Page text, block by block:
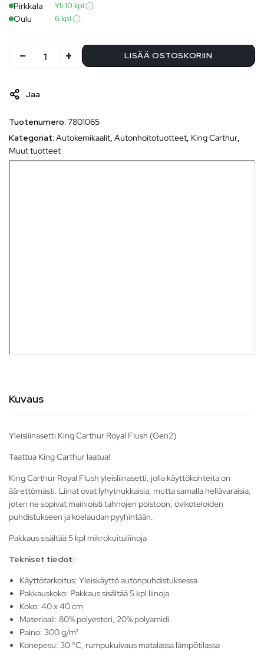
Pirkkala Yli 10 kpl
Oulu 6 kpl
LISÄÄ OSTOSKORIIN
Jaa
Tuotenumero: 7801065
Kategoriat: Autokemikaalit, Autonhoitotuotteet, King Carthur,
Muut tuotteet
Kuvaus
Yleisliinasetti King Carthur Royal Flush (Gen2)
Taattua King Carthur laatua!
King Carthur Royal Flush yleisliinasetti, jolla käyttökohteita on
äärettömästi. Liinat ovat lyhytnukkaisia, mutta samalla hellävaraisia,
joten ne sopivat mainioisti tahnojen poistoon, ovikoteloiden
puhdistukseen ja koelaudan pyyhintään.
Pakkaus sisältää 5 kpl mikrokuituliinoja
Tekniset tiedot:
Käyttötarkoitus: Yleiskäyttö autonpuhdistuksessa
Pakkauskoko: Pakkaus sisältää 5 kpl liinoja
Koko: 40 x 40 cm
Materiaali: 80% polyesteri, 20% polyamidi
Paino: 300 g/m²
Konepesu: 30 °C, rumpukuivaus matalassa lämpötilassa